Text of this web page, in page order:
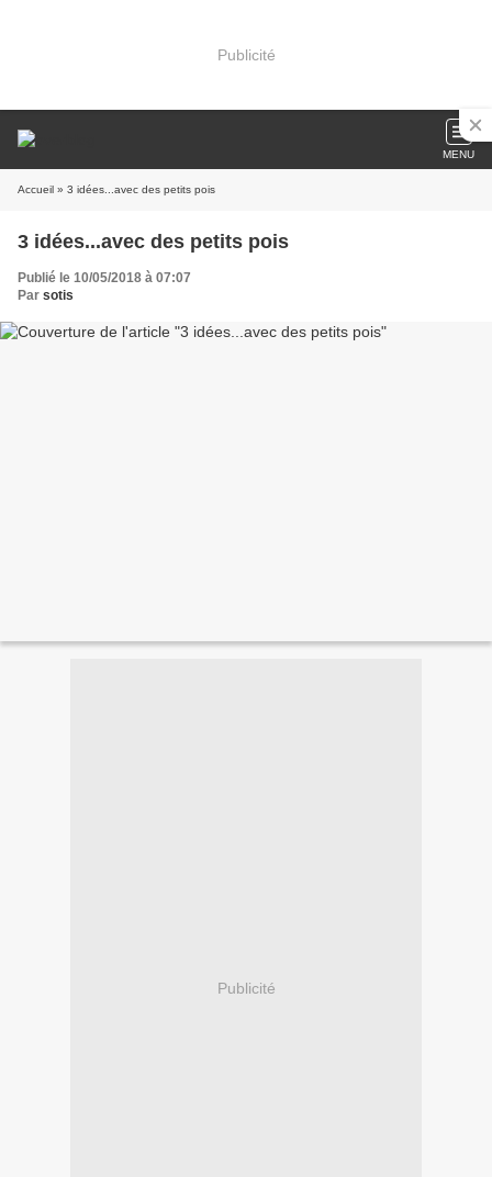
Publicité
MENU
Accueil » 3 idées...avec des petits pois
3 idées...avec des petits pois
Publié le 10/05/2018 à 07:07
Par sotis
Publicité